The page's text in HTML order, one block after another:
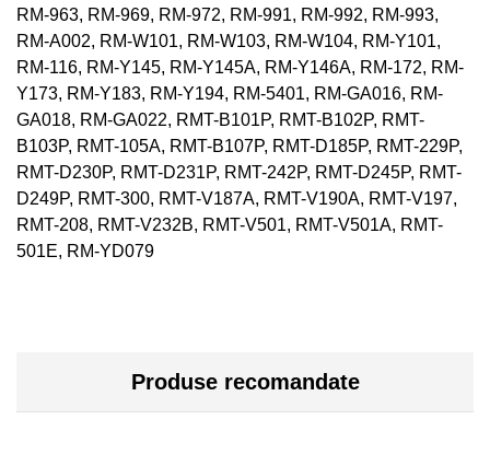
RM-963, RM-969, RM-972, RM-991, RM-992, RM-993,
RM-A002, RM-W101, RM-W103, RM-W104, RM-Y101,
RM-116, RM-Y145, RM-Y145A, RM-Y146A, RM-172, RM-
Y173, RM-Y183, RM-Y194, RM-5401, RM-GA016, RM-
GA018, RM-GA022, RMT-B101P, RMT-B102P, RMT-
B103P, RMT-105A, RMT-B107P, RMT-D185P, RMT-229P,
RMT-D230P, RMT-D231P, RMT-242P, RMT-D245P, RMT-
D249P, RMT-300, RMT-V187A, RMT-V190A, RMT-V197,
RMT-208, RMT-V232B, RMT-V501, RMT-V501A, RMT-
501E, RM-YD079
Produse recomandate